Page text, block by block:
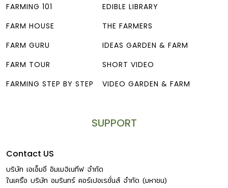
FARMING 101
FARM HOUSE
FARM GURU
FARM TOUR
FARMING STEP BY STEP
EDIBLE LIBRARY
THE FARMERS
IDEAS GARDEN & FARM
SHORT VIDEO
VIDEO GARDEN & FARM
SUPPORT
Contact US
บริษัท เอเอ็มอี อิมเมจิเนทีฟ จำกัด
ในเครือ บริษัท อมรินทร์ คอร์เปอเรชั่นส์ จำกัด (มหาชน)